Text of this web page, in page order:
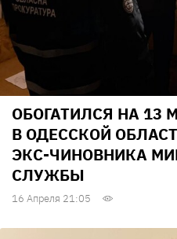
ОБОГАТИЛСЯ НА 13
В ОДЕССКОЙ
ЭКС-ЧИНОВНИКА
СЛУЖБЫ
16 Апреля 21:05